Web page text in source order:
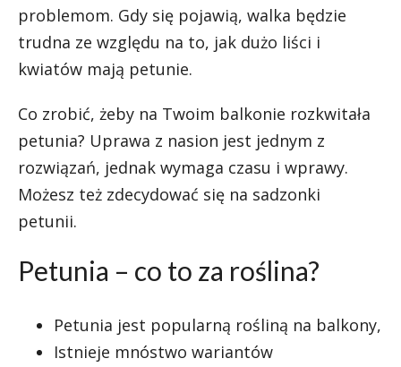
problemom. Gdy się pojawią, walka będzie
trudna ze względu na to, jak dużo liści i
kwiatów mają petunie.
Co zrobić, żeby na Twoim balkonie rozkwitała
petunia? Uprawa z nasion jest jednym z
rozwiązań, jednak wymaga czasu i wprawy.
Możesz też zdecydować się na sadzonki
petunii.
Petunia – co to za roślina?
Petunia jest popularną rośliną na balkony,
Istnieje mnóstwo wariantów